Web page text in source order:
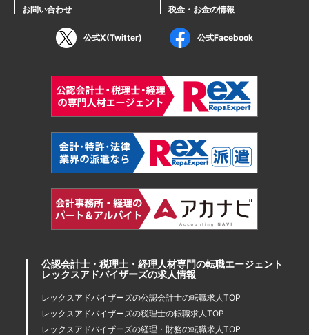
お問い合わせ
税金・お金の情報
公式X(Twitter) 公式Facebook
公認会計士・税理士・経理人材専門の転職エージェント
レックスアドバイザーズの求人情報
レックスアドバイザーズの公認会計士の転職求人TOP
レックスアドバイザーズの税理士の転職求人TOP
レックスアドバイザーズの経理・財務の転職求人TOP